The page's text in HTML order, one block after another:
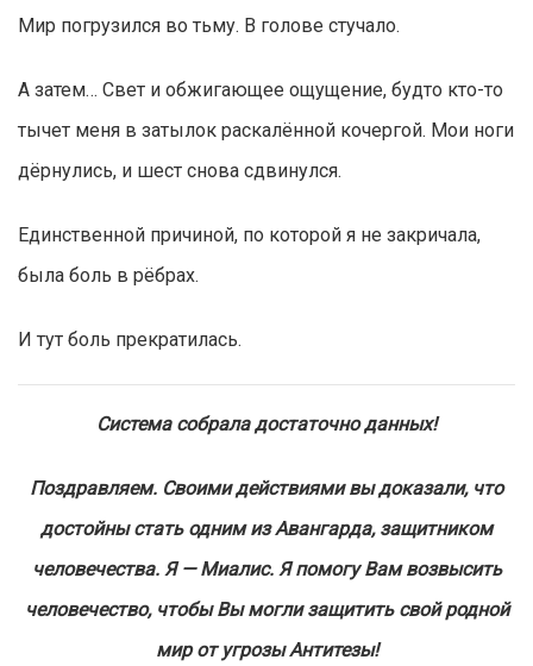
Мир погрузился во тьму. В голове стучало.
А затем… Свет и обжигающее ощущение, будто кто-то
тычет меня в затылок раскалённой кочергой. Мои ноги
дёрнулись, и шест снова сдвинулся.
Единственной причиной, по которой я не закричала,
была боль в рёбрах.
И тут боль прекратилась.
Система собрала достаточно данных!
Поздравляем. Своими действиями вы доказали, что
достойны стать одним из Авангарда, защитником
человечества. Я — Миалис. Я помогу Вам возвысить
человечество, чтобы Вы могли защитить свой родной
мир от угрозы Антитезы!